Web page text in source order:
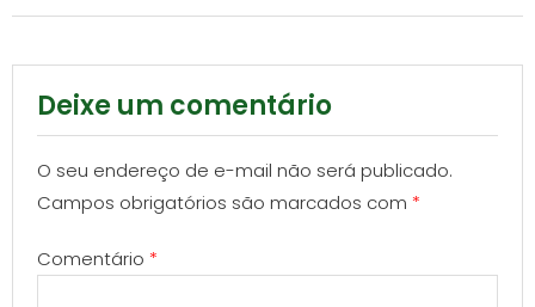
Deixe um comentário
O seu endereço de e-mail não será publicado.
Campos obrigatórios são marcados com *
Comentário *